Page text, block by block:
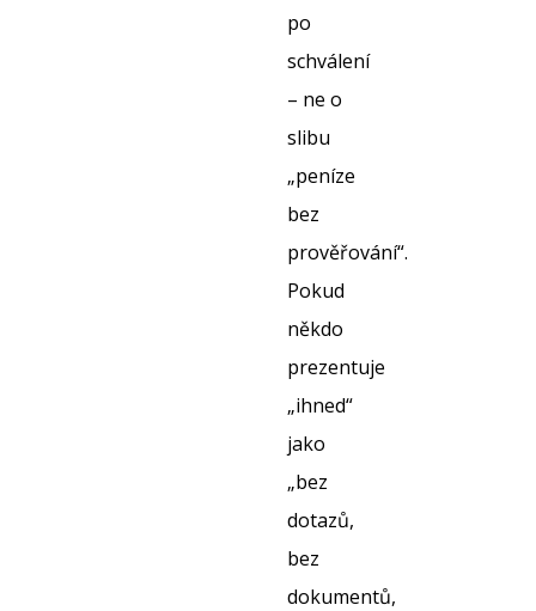
po
schválení
– ne o
slibu
„peníze
bez
prověřování“.
Pokud
někdo
prezentuje
„ihned“
jako
„bez
dotazů,
bez
dokumentů,